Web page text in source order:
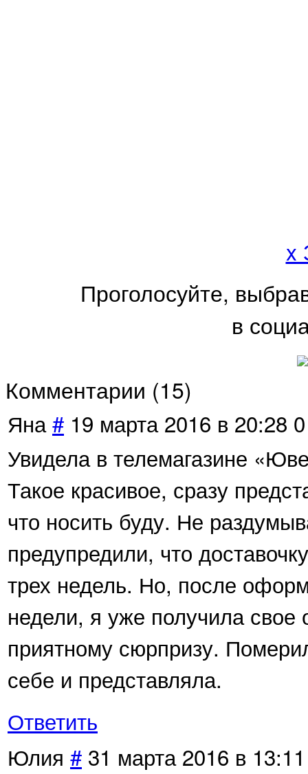
x
Проголосуйте,
в
Комментарии (15)
Яна# 19 марта 2016 в 20:28 0
Увидела в телемагазине
Такое красивое, сразу
что носить буду. Не
предупредили, что
трех недель. Но, после
недели, я уже получила
приятному сюрпризу.
себе и представляла.
Ответить
Юлия # 31 марта 2016 в 13:11